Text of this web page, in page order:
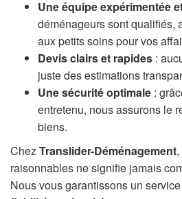
Une équipe expérimentée
déménageurs sont qualifiés,
aux petits soins pour vos
Devis clairs et rapides :
juste des estimations
Une sécurité optimale :
entretenu, nous assurons le
biens.
ChezTranslider-Déménagement
raisonnables ne signifie jamais
Nous vous garantissons un